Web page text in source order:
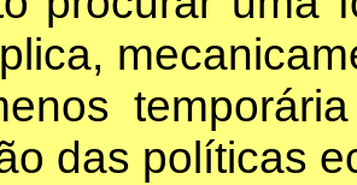
das políticas